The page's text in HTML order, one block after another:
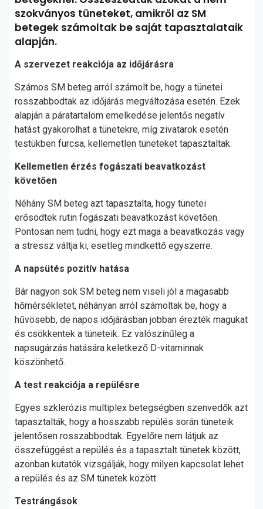
szokványos tüneteket, amikről az SM
betegek számoltak be saját tapasztalataik
alapján.
A szervezet reakciója az időjárásra
Számos SM beteg arról számolt be, hogy a tünetei
rosszabbodtak az időjárás megváltozása esetén. Ezek
alapján a páratartalom emelkedése jelentős negatív
hatást gyakorolhat a tünetekre, míg zivatarok esetén
testükben furcsa, kellemetlen tüneteket tapasztaltak.
Kellemetlen érzés fogászati beavatkozást
követően
Néhány SM beteg azt tapasztalta, hogy tünetei
erősödtek rutin fogászati beavatkozást követően.
Pontosan nem tudni, hogy ezt maga a beavatkozás vagy
a stressz váltja ki, esetleg mindkettő egyszerre.
A napsütés pozitív hatása
Bár nagyon sok SM beteg nem viseli jól a magasabb
hőmérsékletet, néhányan arról számoltak be, hogy a
hűvösebb, de napos időjárásban jobban érezték magukat
és csökkentek a tüneteik. Ez valószínűleg a
napsugárzás hatására keletkező D-vitaminnak
köszönhető.
A test reakciója a repülésre
Egyes szklerózis multiplex betegségben szenvedők azt
tapasztalták, hogy a hosszabb repülés során tüneteik
jelentősen rosszabbodtak. Egyelőre nem látjuk az
összefüggést a repülés és a tapasztalt tünetek között,
azonban kutatók vizsgálják, hogy milyen kapcsolat lehet
a repülés és az SM tünetek között.
Testrángások